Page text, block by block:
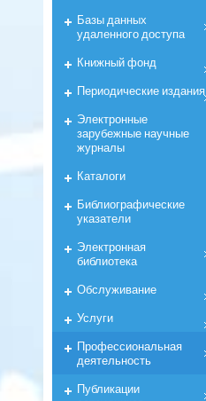
Базы данных
удаленного доступа
Книжный фонд
Периодические издания
Электронные
зарубежные научные
журналы
Каталоги
Библиографические
указатели
Электронная
библиотека
Обслуживание
Услуги
Профессиональная
деятельность
Публикации